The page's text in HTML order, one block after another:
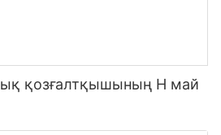
қозғалтқышының H май